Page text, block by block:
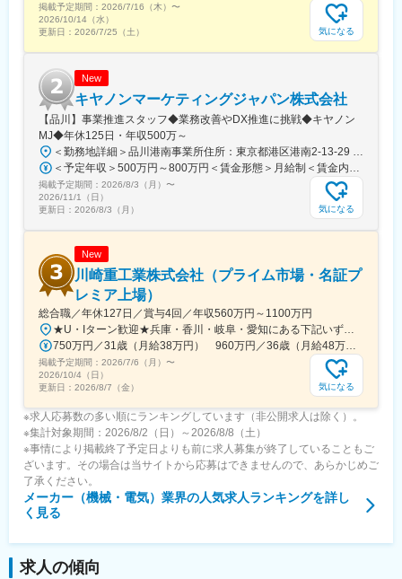
掲載予定期間： 2026/7/16（木） 〜
2026/10/14（水）
更新日： 2026/7/25（土） 気になる
New
キヤノンマーケティングジャパン株式会社
【品川】事業推進スタッフ◆業務改善やDX推進に挑戦◆キヤノン
MJ◆年休125日・年収500万～
掲載予定期間： 2026/8/3（月） 〜
2026/11/1（日）
更新日： 2026/8/3（月） 気になる
New
川崎重工業株式会社（プライム市場・名証プ
レミア上場）
総合職／年休127日／賞与4回／年収560万円～1100万円
掲載予定期間： 2026/7/6（月） 〜
2026/10/4（日）
更新日： 2026/8/7（金） 気になる
※求人応募数の多い順にランキングしています（非公開求人は除く）。
※集計対象期間：2026/8/2（日）～2026/8/8（土）
※事情により掲載終了予定日よりも前に求人募集が終了していることもご
ざいます。その場合は当サイトから応募はできませんので、あらかじめご
了承ください。
メーカー（機械・電気）業界の人気求人ランキングを詳し
く見る
求人の傾向